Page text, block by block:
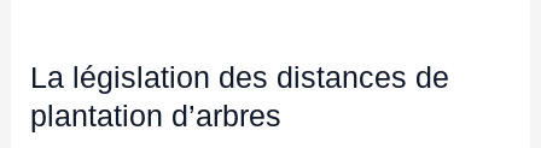
La législation des distances de
plantation d’arbres